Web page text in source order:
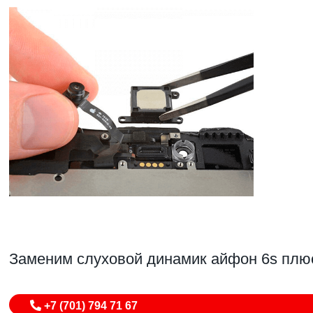
Заменим слуховой динамик айфон 6s
+7 (701) 794 71 67